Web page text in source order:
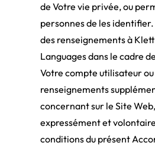
de Votre vie privée, ou
personnes de les
des renseignements à
Languages dans le cadre
Votre compte utilisateur
renseignements
concernant sur le Site
expressément et
conditions du présent